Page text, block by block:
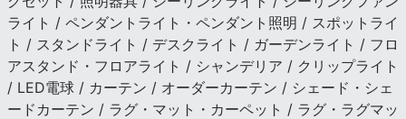
ライト / ペンダントライト・ペンダント照明 / スポットライ
ト / スタンドライト / デスクライト / ガーデンライト / フロ
アスタンド・フロアライト / シャンデリア / クリップライト
/ LED電球 / カーテン / オーダーカーテン / シェード・シェ
ードカーテン / ラグ・マット・カーペット / ラグ・ラグマッ